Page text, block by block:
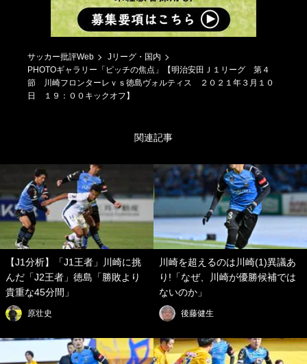
サッカー批評Web
Jリーグ・国内
PHOTOギャラリー「ピッチの焦点」【明治安田Ｊ１リーグ 第４
節 川崎フロンターレｖｓ徳島ヴォルティス ２０２１年３月１０
日 １９：００キックオフ】
関連記事
【J1分析】「J1王者」川崎に挑
んだ「J2王者」徳島「勝敗より
貴重な45分間」
原壮史
川崎を超えるのは川崎(1)異議あ
り!「なぜ、川崎が優勝候補では
ないのか」
後藤健生